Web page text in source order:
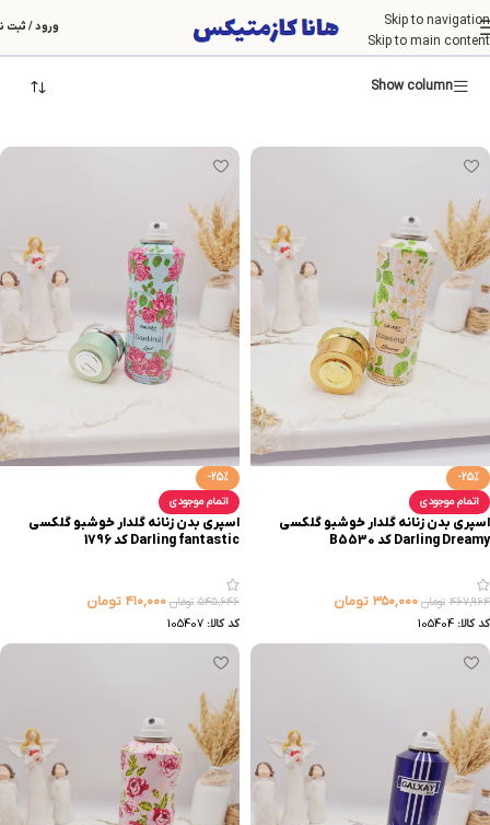
Skip to navigation
Skip to main content
ورود / ثبت کرم و رول ضد تعریق
Show column
-25%
اتمام موجودی
اسپری بدن زنانه گلدار خوشبو گلکسی
DarIing Dreamy کد B5530
۴۶۷,۹۶۴ تومان ۳۵۰,۰۰۰ تومان
کد کالا: 105404
-25%
اتمام موجودی
اسپری بدن زنانه گلدار خوشبو گلکسی
DarIing fantastic کد 1796
۵۴۵,۶۴۶ تومان ۴۱۰,۰۰۰ تومان
کد کالا: 105407